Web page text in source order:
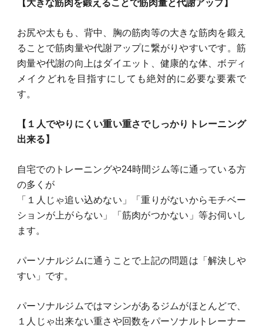
【大きな筋肉を鍛えることで筋肉量と代謝アップ】
お尻や太もも、背中、胸の筋肉等の大きな筋肉を鍛え
ることで筋肉量や代謝アップに繋がりやすいです。筋
肉量や代謝の向上はダイエット、健康的な体、ボディ
メイクどれを目指すにしても絶対的に必要な要素で
す。
【１人でやりにくい重い重さでしっかりトレーニング
出来る】
自宅でのトレーニングや24時間ジム等に通っている方
の多くが
「１人じゃ追い込めない」「重りがないからモチベー
ションが上がらない」「筋肉がつかない」等お伺いし
ます。
パーソナルジムに通うことで上記の問題は「解決しや
すい」です。
パーソナルジムではマシンがあるジムがほとんどで、
１人じゃ出来ない重さや回数をパーソナルトレーナー